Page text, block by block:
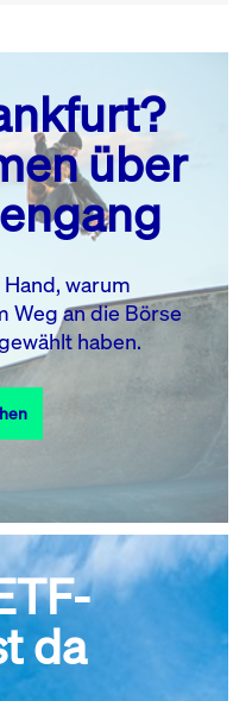
FR. SA. SO.
1
2
7 8
14
21 22
23
28
über
warum
Weg an die Börse
haben.
da